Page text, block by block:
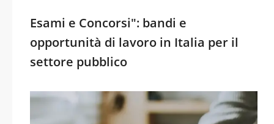
Esami e Concorsi": bandi e
opportunità di lavoro in Italia per il
settore pubblico